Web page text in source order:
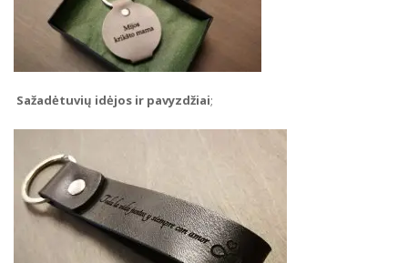
Sažadėtuvių idėjos ir pavyzdžiai;